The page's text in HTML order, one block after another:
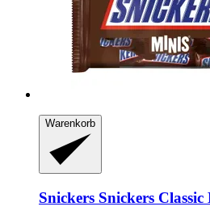
Warenkorb
Snickers Snickers